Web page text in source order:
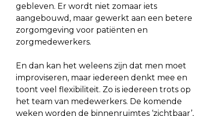
gebleven. Er wordt niet zomaar iets
aangebouwd, maar gewerkt aan een betere
zorgomgeving voor patiënten en
zorgmedewerkers.
En dan kan het weleens zijn dat men moet
improviseren, maar iedereen denkt mee en
toont veel flexibiliteit. Zo is iedereen trots op
het team van medewerkers. De komende
weken worden de binnenruimtes ‘zichtbaar’,